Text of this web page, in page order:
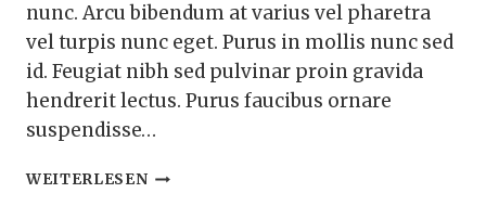
nunc. Arcu bibendum at varius vel pharetra
vel turpis nunc eget. Purus in mollis nunc sed
id. Feugiat nibh sed pulvinar proin gravida
hendrerit lectus. Purus faucibus ornare
suspendisse…
WEITERLESENSMOKY